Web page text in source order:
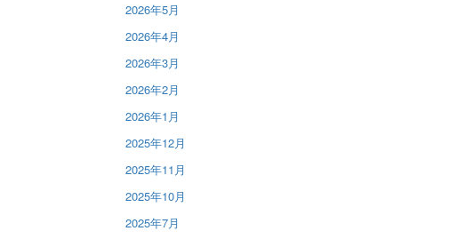
2026年5月
2026年4月
2026年3月
2026年2月
2026年1月
2025年12月
2025年11月
2025年10月
2025年7月